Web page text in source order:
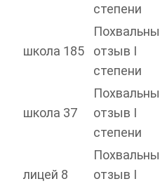
степени
школа 185
отзыв I
степени
школа 37
отзыв I
степени
лицей 8
отзыв I